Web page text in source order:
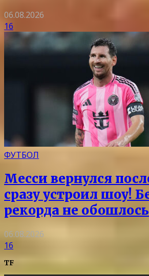
06.08.2026
16
ФУТБОЛ
Месси вернулся
сразу устроил шоу!
рекорда не обошлось
06.08.2026
16
TF